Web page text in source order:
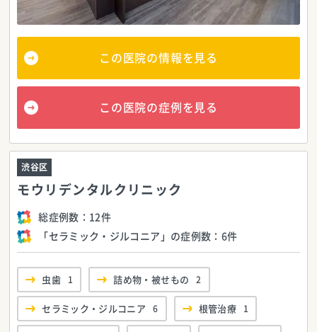
この医院の情報を見る
この医院の症例を見る
モウリデンタルクリニック
渋谷区
総症例数： 12件
「セラミック・ジルコニア」の症例数： 6件
虫歯 1 詰め物・被せもの 2
セラミック・ジルコニア 6 根管治療 1